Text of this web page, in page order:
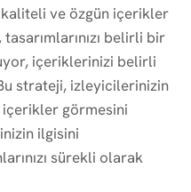
ve özgün içerikler
belirli bir
içeriklerinizi belirli
strateji, izleyicilerinizin
görmesini
ilgisini
sürekli olarak